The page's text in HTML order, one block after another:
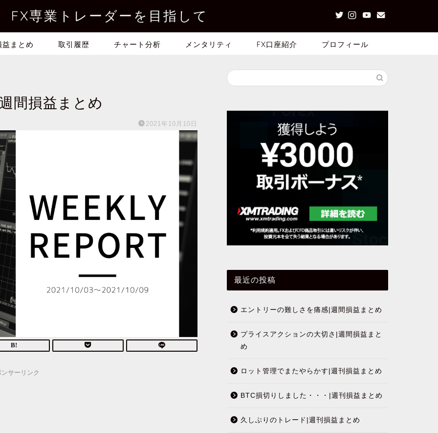
FX専業トレーダーを目指して
益まとめ 取引履歴 チャート分析 メンタリティ FX口座紹介 プロフィール
間損益まとめ
2021年10月10日
サーリンク
最近の投稿
エントリーの難しさを痛感|週間損益まとめ
プライスアクションの大切さ|週間損益まと
め
ロット管理でまたやらかす|週刊損益まとめ
BTC損切りしました・・・|週刊損益まとめ
久しぶりのトレード|週刊損益まとめ